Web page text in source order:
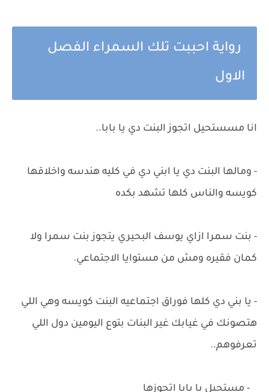
رواية احببت تلك السمراء الفصل
الاول
انا مسستحيل اتجوز البنت دي يا بابا..
- ومالها البنت دي يا ابني دي في كليه هندسه واخلاقها
كويسه والناس كلها تشهد بكده
- بنت سمرا ازاي يوسف البحيري يتجوز بنت سمرا ولا
كمان فقيره ومش من مستوايا الاجتماعي.
- يا بني دي كلها فوراق اجتماعيه البنت كويسه وهي اللي
هتصونك في غيابك غير البنات بتوع اليومين دول اللي
تعرفوهم..
- مستحيل يا بابا اتجوزها